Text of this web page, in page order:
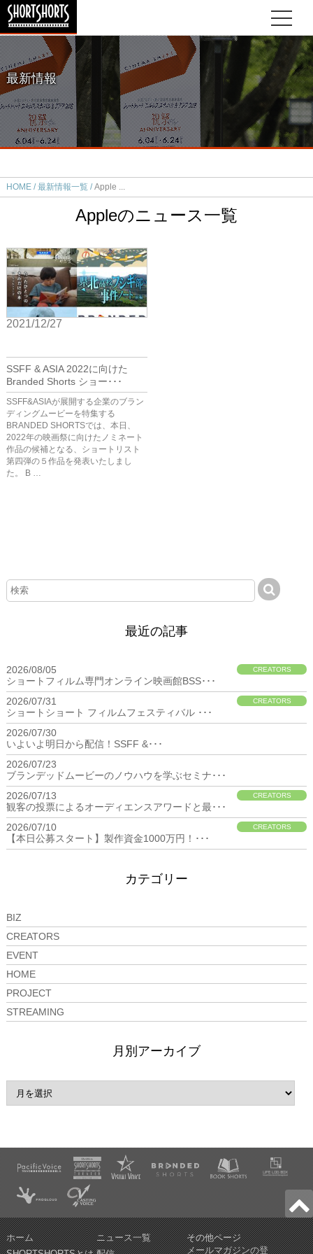
最新情報
HOME 最新情報一覧 Apple
Appleのニュース一覧
2021/12/27
SSFF & ASIA 2022に向けた
Branded Shorts ショー･･･
SSFF&ASIAが展開する企業のブラン
ディングムービーを特集する
BRANDED SHORTSでは、本日、
2022年の映画祭に向けたノミネート
作品の候補となる、ショートリスト
第四弾の５作品を発表いたしまし
た。 B …
最近の記事
2026/08/05 CREATORS
ショートフィルム専門オンライン映画館BSS･･･
2026/07/31
CREATORS
ショートショート フィルムフェスティバル ･･･
2026/07/30
いよいよ明日から配信！SSFF &･･･
2026/07/23
ブランデッドムービーのノウハウを学ぶセミナ･･･
2026/07/13
CREATORS
観客の投票によるオーディエンスアワードと最･･･
2026/07/10
CREATORS
【本日公募スタート】製作資金1000万円！･･･
カテゴリー
BIZ
CREATORS
EVENT
HOME
PROJECT
STREAMING
月別アーカイブ
ホーム
ニュース一覧
その他ページ
メールマガジンの登